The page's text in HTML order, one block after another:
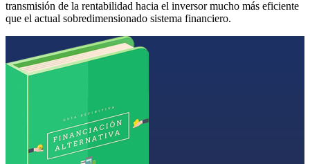
transmisión de la rentabilidad hacia el inversor mucho más eficiente
que el actual sobredimensionado sistema financiero.